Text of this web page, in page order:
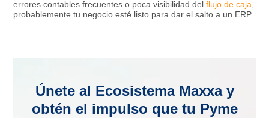
errores contables frecuentes o poca visibilidad delflujo de caja
probablemente tu negocio esté listo para dar el salto a un ERP.
Únete al Ecosistema Maxxa y
obtén el impulso que tu Pyme